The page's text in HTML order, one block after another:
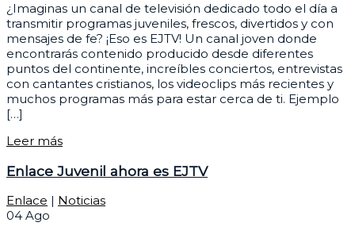
¿Imaginas un canal de televisión dedicado todo el día a
transmitir programas juveniles, frescos, divertidos y con
mensajes de fe? ¡Eso es EJTV! Un canal joven donde
encontrarás contenido producido desde diferentes
puntos del continente, increíbles conciertos, entrevistas
con cantantes cristianos, los videoclips más recientes y
muchos programas más para estar cerca de ti. Ejemplo
[…]
Leer más
Enlace Juvenil ahora es EJTV
Enlace | Noticias
04 Ago